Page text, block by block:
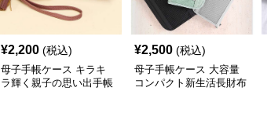
¥2,200 (税込)
母子手帳ケース キラキ
ラ輝く親子の思い出手帳
¥2,500 (税込)
母子手帳ケース 大容量
コンパクト新生活長財布